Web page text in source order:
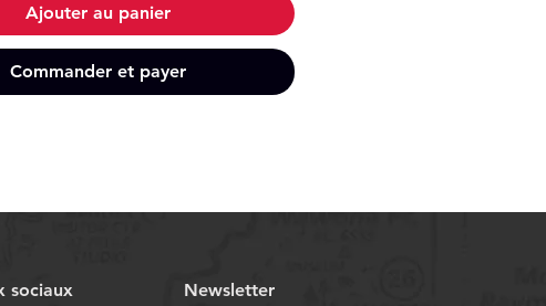
Ajouter au panier
Commander et payer
sociaux Newsletter